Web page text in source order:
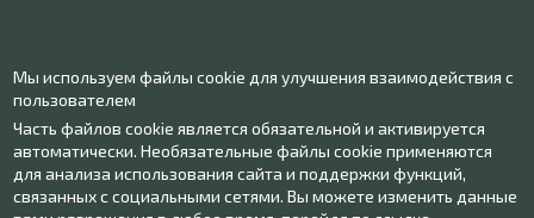
Мы используем файлы cookie для улучшения взаимодействия с
пользователем
Часть файлов cookie является обязательной и активируется
автоматически. Необязательные файлы cookie применяются
для анализа использования сайта и поддержки функций,
связанных с социальными сетями. Вы можете изменить данные
Ota yhteyttä!
Yhteystiedot
Henkilökunta
Anna palautetta